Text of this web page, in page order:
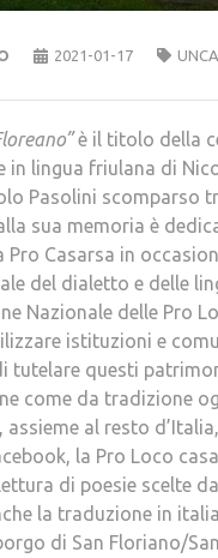
2021-01-17
è il titolo della
in lingua friulana di
Pasolini scomparso
sua memoria è
Casarsa in
del dialetto e delle
Nazionale delle Pro
istituzioni e
tutelare questi
come da tradizione
al resto
la Pro Loco
di poesie scelte
la traduzione in
di San Floriano/